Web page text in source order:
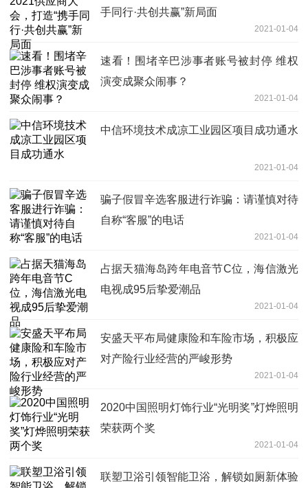
手同行·共创共赢”新局面
2021-01-04
速看！围堵辛巴涉事者账号被封停 维权
演变成聚众闹事？
2021-01-04
中信环境技术成凉工业园区项目成功通水
2021-01-04
骗子假冒辛选客服进行诈骗：请谨慎对待
自称“客服”的电话
2021-01-04
占据天猫海岛跨年电音节C位，海信激光
电视成95后挚爱潮品
2021-01-04
安盛天平布局健康险和车险市场，积极应
对产险行业经营的严峻形势
2021-01-04
2020中国照明灯饰行业“光明奖”灯烨照明
荣获两个奖
2021-01-04
联塑卫浴引领智能卫浴，解锁如厕新体验